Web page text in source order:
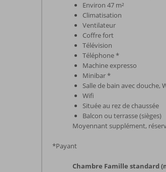
Environ 47 m²
Climatisation
Ventilateur
Coffre fort
Télévision
Téléphone *
Machine expresso
Minibar *
Salle de bain avec douche,
Wifi
Située au rez de chaussée
Balcon ou terrasse (sièges)
Moyennant supplément,
*Payant
Chambre Famille standard